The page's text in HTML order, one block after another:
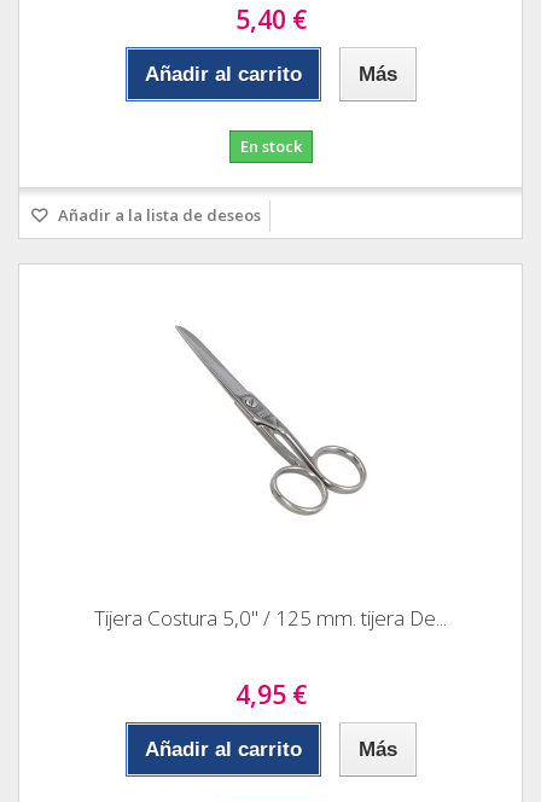
5,40 €
Añadir al carrito Más
En stock
Añadir a la lista de deseos
Tijera Costura 5,0" / 125 mm. tijera De...
4,95 €
Añadir al carrito Más